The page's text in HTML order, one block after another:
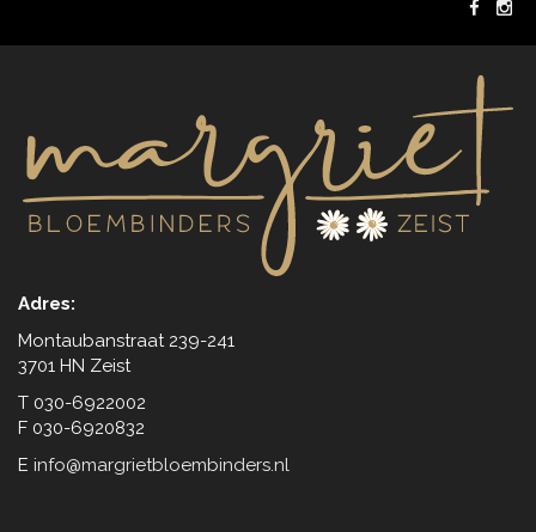
Adres:
Montaubanstraat 239-241
3701 HN Zeist
T 030-6922002
F 030-6920832
E info@margrietbloembinders.nl